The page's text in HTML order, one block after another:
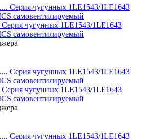
чугунных 1LE1543/1LE1643
самовентилируемый
чугунных 1LE1543/1LE1643
самовентилируемый